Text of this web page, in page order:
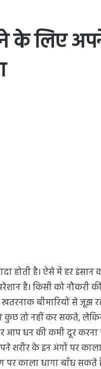
के लिए
है। ऐसे में हर इंसान
है। किसी को नौकरी
बीमारियों से जूझ
कुछ तो नहीं कर सकते,
धन की कमी दूर करना
शरीर के इन अंगों पर काला
पर काला धागा बाँध सकते